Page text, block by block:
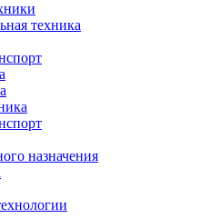
техника
назначения